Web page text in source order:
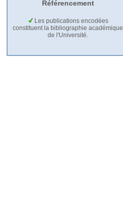
Référencement
Les publications encodées
constituent la bibliographie académique
de l'Université.